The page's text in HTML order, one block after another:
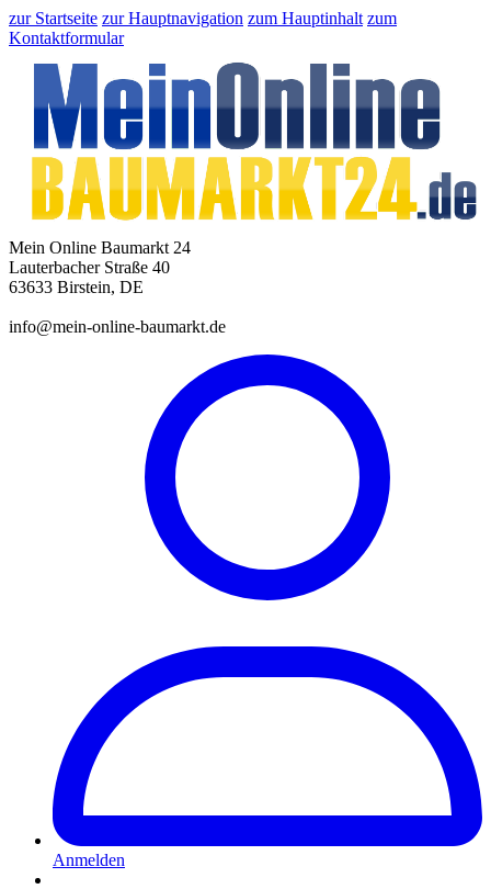
zur Startseite zur Hauptnavigation zum Hauptinhalt zum
Kontaktformular
Mein Online Baumarkt 24
Lauterbacher Straße 40
63633 Birstein, DE
info@mein-online-baumarkt.de
Anmelden